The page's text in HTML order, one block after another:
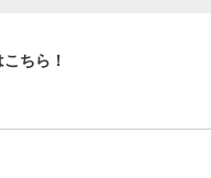
ちら！